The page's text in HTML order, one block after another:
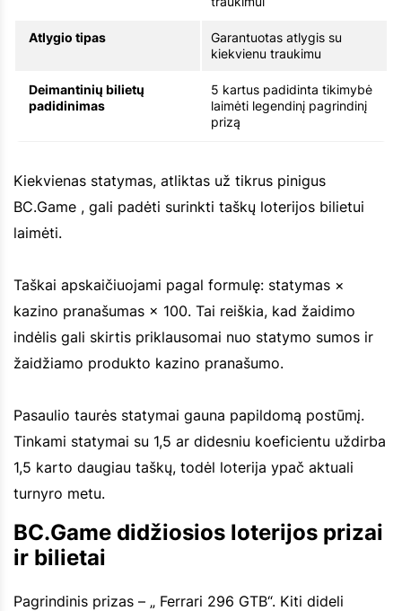
Atlygio tipas
Garantuotas atlygis su
kiekvienu traukimu
Deimantinių bilietų
padidinimas
5 kartus padidinta tikimybė
laimėti legendinį pagrindinį
prizą
Kiekvienas statymas, atliktas už tikrus pinigus
BC.Game , gali padėti surinkti taškų loterijos bilietui
laimėti.
Taškai apskaičiuojami pagal formulę: statymas ×
kazino pranašumas × 100. Tai reiškia, kad žaidimo
indėlis gali skirtis priklausomai nuo statymo sumos ir
žaidžiamo produkto kazino pranašumo.
Pasaulio taurės statymai gauna papildomą postūmį.
Tinkami statymai su 1,5 ar didesniu koeficientu uždirba
1,5 karto daugiau taškų, todėl loterija ypač aktuali
turnyro metu.
BC.Game didžiosios loterijos prizai
ir bilietai
Pagrindinis prizas – „ Ferrari 296 GTB“. Kiti dideli